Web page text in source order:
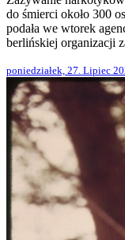
do śmierci około 300
podała we wtorek
berlińskiej organizacji
poniedziałek, 27. Lipiec